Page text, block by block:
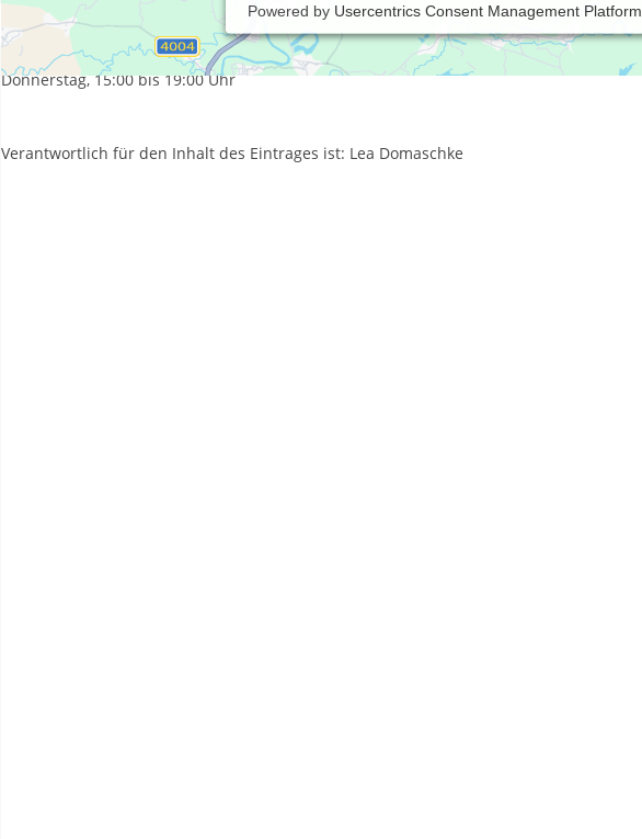
Powered by Usercentrics Consent Management Platform
Praxiszeiten:
Montag, 08:00 bis 13:00 Uhr
Donnerstag, 15:00 bis 19:00 Uhr
Verantwortlich für den Inhalt des Eintrages ist: Lea Domaschke